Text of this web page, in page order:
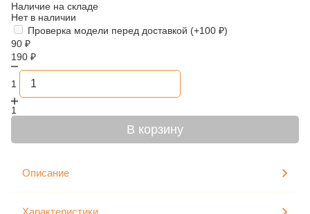
Наличие на складе
Нет в наличии
Проверка модели перед доставкой (+100 ₽)
90 ₽
190 ₽
1
1
В корзину
Описание
Характеристики